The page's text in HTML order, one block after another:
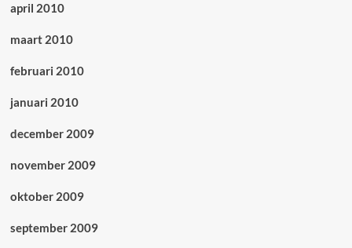
april 2010
maart 2010
februari 2010
januari 2010
december 2009
november 2009
oktober 2009
september 2009